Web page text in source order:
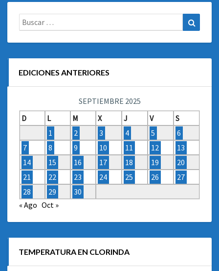
Buscar:
EDICIONES ANTERIORES
SEPTIEMBRE 2025
D
L M X J V
S
1
2 3 4 5
6
7
8 9 10 11 12
13
14
15 16 17 18 19
20
21
22 23 24 25 26
27
28
29
30
« Ago Oct »
TEMPERATURA EN CLORINDA